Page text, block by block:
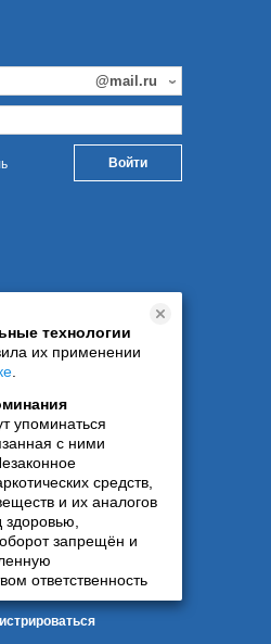
технологии
их применении
упоминаться
с ними
средств,
и их аналогов
здоровью,
запрещён и
ответственность